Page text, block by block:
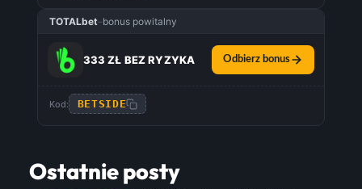
TOTALbet–bonus powitalny
333 ZŁ BEZ RYZYKA Odbierz bonus
Kod: BETSIDE
Ostatnie posty